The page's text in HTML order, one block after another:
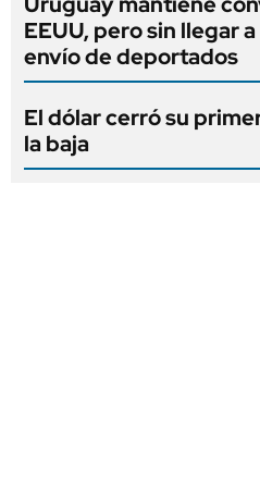
EEUU, pero sin llegar
envío de deportados
El dólar cerró su
la baja